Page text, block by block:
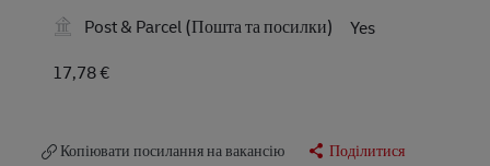
Post & Parcel (Пошта та посилки)
Yes
17,78 €
Копіювати посилання на вакансію Поділитися